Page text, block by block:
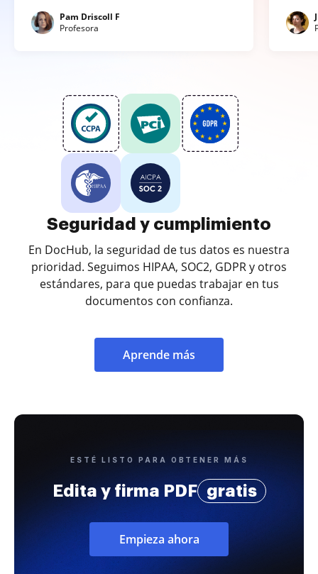
Pam Driscoll F
Profesora
Seguridad y cumplimiento
En DocHub, la seguridad de tus datos es nuestra
prioridad. Seguimos HIPAA, SOC2, GDPR y otros
estándares, para que puedas trabajar en tus
documentos con confianza.
Aprende más
ESTÉ LISTO PARA OBTENER MÁS
Edita y firma PDF gratis
Empieza ahora